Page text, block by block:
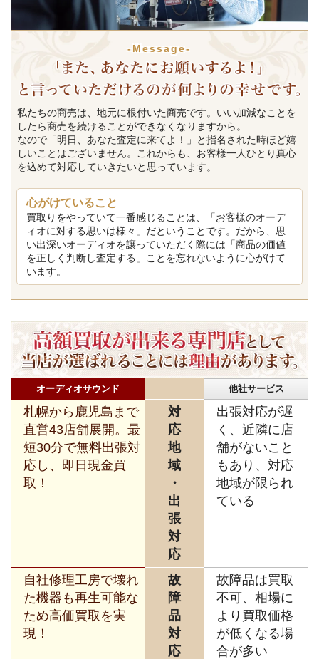
-Message-
私たちの商売は、地元に根付いた商売です。いい加減なことを
したら商売を続けることができなくなりますから。
なので「明日、あなた査定に来てよ！」と指名された時ほど嬉
しいことはございません。これからも、お客様一人ひとり真心
を込めて対応していきたいと思っています。
心がけていること
買取りをやっていて一番感じることは、「お客様のオーデ
ィオに対する思いは様々」だということです。だから、思
い出深いオーディオを譲っていただく際には「商品の価値
を正しく判断し査定する」ことを忘れないように心がけて
います。
オーディオサウンド 他社サービス
札幌から鹿児島まで
直営43店舗展開。最
短30分で無料出張対
応し、即日現金買
取！
対
応
地
域
・
出
張
対
応
出張対応が遅
く、近隣に店
舗がないこと
もあり、対応
地域が限られ
ている
自社修理工房で壊れ
た機器も再生可能な
ため高価買取を実
現！
故
障
品
対
応
故障品は買取
不可、相場に
より買取価格
が低くなる場
合が多い